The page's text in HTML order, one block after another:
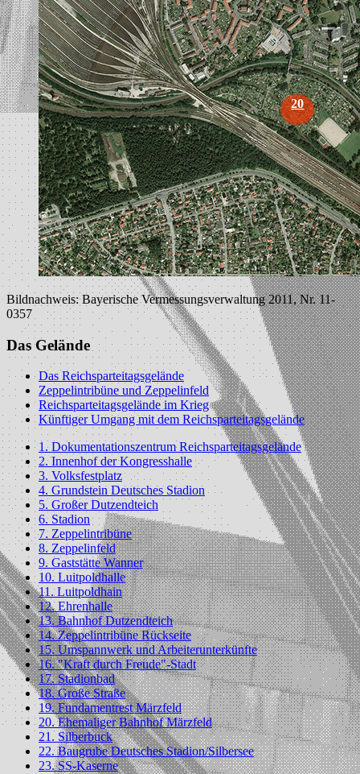
20
Bildnachweis: Bayerische Vermessungsverwaltung 2011, Nr. 11-
0357
Das Gelände
Das Reichsparteitagsgelände
Zeppelintribüne und Zeppelinfeld
Reichsparteitagsgelände im Krieg
Künftiger Umgang mit dem Reichsparteitagsgelände
1. Dokumentationszentrum Reichsparteitagsgelände
2. Innenhof der Kongresshalle
3. Volksfestplatz
4. Grundstein Deutsches Stadion
5. Großer Dutzendteich
6. Stadion
7. Zeppelintribüne
8. Zeppelinfeld
9. Gaststätte Wanner
10. Luitpoldhalle
11. Luitpoldhain
12. Ehrenhalle
13. Bahnhof Dutzendteich
14. Zeppelintribüne Rückseite
15. Umspannwerk und Arbeiterunterkünfte
16. "Kraft durch Freude"-Stadt
17. Stadionbad
18. Große Straße
19. Fundamentrest Märzfeld
20. Ehemaliger Bahnhof Märzfeld
21. Silberbuck
22. Baugrube Deutsches Stadion/Silbersee
23. SS-Kaserne